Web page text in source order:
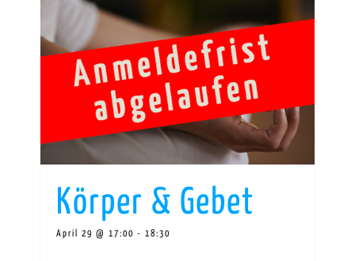
Körper & Gebet
April 29 @ 17:00 - 18:30